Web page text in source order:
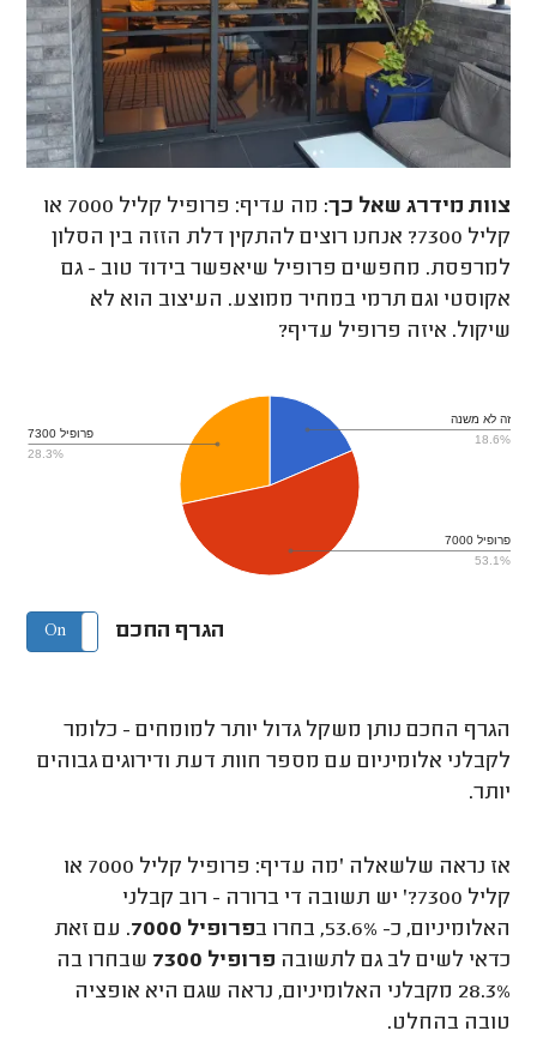
צוות מידרג שאל כך:
מה עדיף: פרופיל קליל 7000 או
קליל 7300? אנחנו רוצים להתקין דלת הזזה בין הסלון
למרפסת. מחפשים פרופיל שיאפשר בידוד טוב - גם
אקוסטי וגם תרמי במחיר ממוצע. העיצוב הוא לא
שיקול. איזה פרופיל עדיף?
זה לא משנה
18.6%
פרופיל 7000
53.1%
פרופיל 7300
28.3%
הגרף החכם On Off
הגרף החכם נותן משקל גדול יותר למומחים - כלומר
לקבלני אלומיניום עם מספר חוות דעת ודירוגים גבוהים
יותר.
אז נראה שלשאלה 'מה עדיף: פרופיל קליל 7000 או
קליל 7300?' יש תשובה די ברורה - רוב קבלני
האלומיניום, כ- 53.6%, בחרו ב
פרופיל 7000
. עם זאת
כדאי לשים לב גם לתשובה פרופיל 7300
שבחרו בה
28.3% מקבלני האלומיניום, נראה שגם היא אופציה
טובה בהחלט.